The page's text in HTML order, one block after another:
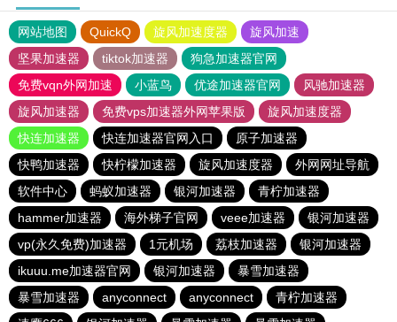
网站地图 QuickQ 旋风加速度器
旋风加速
坚果加速器
tiktok加速器
狗急加速器官网
免费vqn外网加速
小蓝鸟 优途加速器官网
风驰加速器
旋风加速器
免费vps加速器外网苹果版
旋风加速度器
快连加速器
快连加速器官网入口
原子加速器
快鸭加速器
快柠檬加速器 旋风加速度器
外网网址导航
软件中心
蚂蚁加速器 银河加速器
青柠加速器
hammer加速器
海外梯子官网 veee加速器
银河加速器
vp(永久免费)加速器
1元机场 荔枝加速器
银河加速器
ikuuu.me加速器官网
银河加速器
暴雪加速器
暴雪加速器
anyconnect anyconnect
青柠加速器